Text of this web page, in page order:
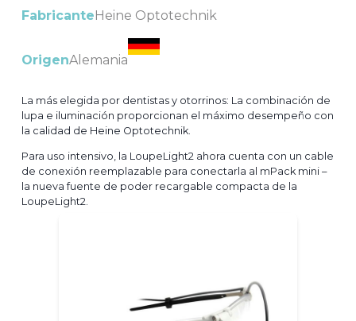
FabricanteHeine Optotechnik
OrigenAlemania
La más elegida por dentistas y otorrinos: La combinación de
lupa e iluminación proporcionan el máximo desempeño con
la calidad de Heine Optotechnik.
Para uso intensivo, la LoupeLight2 ahora cuenta con un cable
de conexión reemplazable para conectarla al mPack mini –
la nueva fuente de poder recargable compacta de la
LoupeLight2.